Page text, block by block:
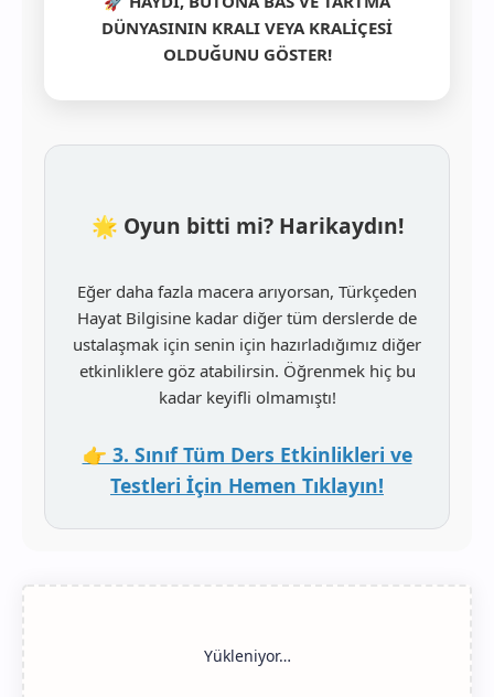
DÜNYASININ KRALI VEYA KRALİÇESİ
OLDUĞUNU GÖSTER!
🌟 Oyun bitti mi? Harikaydın!
Eğer daha fazla macera arıyorsan, Türkçeden
Hayat Bilgisine kadar diğer tüm derslerde de
ustalaşmak için senin için hazırladığımız diğer
etkinliklere göz atabilirsin. Öğrenmek hiç bu
kadar keyifli olmamıştı!
👉 3. Sınıf Tüm Ders Etkinlikleri ve
Testleri İçin Hemen Tıklayın!